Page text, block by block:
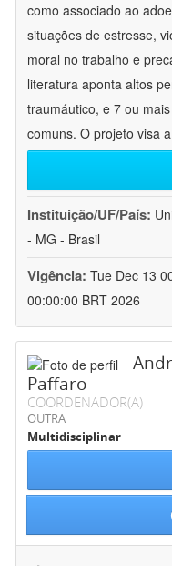
como associado ao
situações de estresse,
moral no trabalho e
literatura aponta altos
traumáutico, e 7 ou
comuns. O projeto visa
Instituição/UF/País:
- MG - Brasil
Vigência: Tue Dec 13
00:00:00 BRT 2026
Paffaro
COORDENADOR(A)
OUTRA
Multidisciplinar